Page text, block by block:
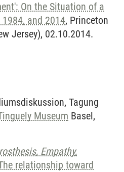
On the Situation of a
and 2014, Princeton
Jersey), 02.10.2014.
Tagung
Museum Basel,
Empathy,
relationship toward